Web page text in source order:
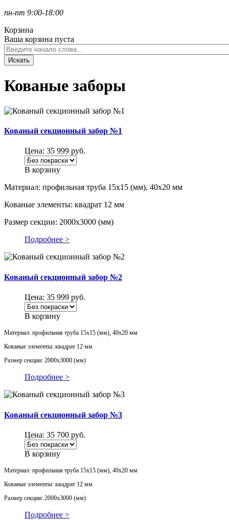
пн-пт 9:00-18:00
Корзина
Ваша корзина пуста
Кованые заборы
Кованый секционный забор №1
Цена: 35 999 руб.
В корзину
Материал: профильная труба 15х15 (мм), 40х20 мм
Кованые элементы: квадрат 12 мм
Размер секции: 2000х3000 (мм)
Подробнее >
Кованый секционный забор №2
Цена: 35 999 руб.
В корзину
Материал: профильная труба 15х15 (мм), 40х20 мм
Кованые элементы: квадрат 12 мм
Размер секции: 2000х3000 (мм)
Подробнее >
Кованый секционный забор №3
Цена: 35 700 руб.
В корзину
Материал: профильная труба 15х15 (мм), 40х20 мм
Кованые элементы: квадрат 12 мм
Размер секции: 2000х3000 (мм)
Подробнее >